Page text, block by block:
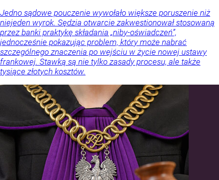
Jedno sądowe pouczenie wywołało większe poruszenie niż
niejeden wyrok. Sędzia otwarcie zakwestionował stosowaną
przez banki praktykę składania „niby-oświadczeń”,
jednocześnie pokazując problem, który może nabrać
szczególnego znaczenia po wejściu w życie nowej ustawy
frankowej. Stawką są nie tylko zasady procesu, ale także
tysiące złotych kosztów.